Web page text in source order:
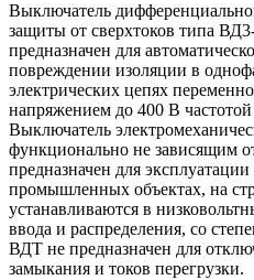
Выключатель
защиты от сверхтоков типа
предназначен для
повреждении изоляции в
электрических цепях
напряжением до 400 В
Выключатель
функционально не зависящим
предназначен для
промышленных объектах, на
устанавливаются в
ввода и распределения, со
ВДТ не предназначен для
замыкания и токов перегрузки.